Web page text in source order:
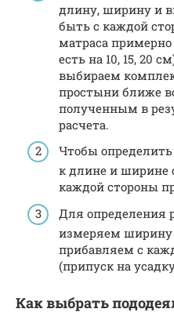
длину, ширину и
быть с каждой
матраса
есть на 10, 15, 20
выбираем
простыни ближе
полученным в
расчета.
Чтобы
к длине и ширине
каждой стороны
Для определения
измеряем
прибавляем с
(припуск на
Как выбрать